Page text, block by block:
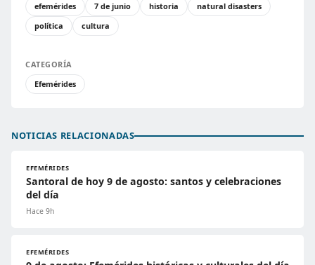
efemérides
7 de junio historia
natural disasters
política
cultura
CATEGORÍA
Efemérides
NOTICIAS RELACIONADAS
EFEMÉRIDES
Santoral de hoy 9 de agosto: santos y celebraciones
del día
Hace 9h
EFEMÉRIDES